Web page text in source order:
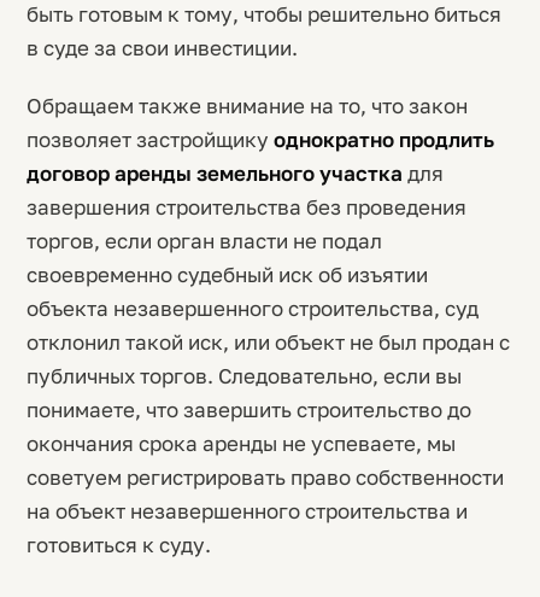
быть готовым к тому, чтобы решительно биться
в суде за свои инвестиции.
Обращаем также внимание на то, что закон
позволяет застройщику однократно продлить
договор аренды земельного участка для
завершения строительства без проведения
торгов, если орган власти не подал
своевременно судебный иск об изъятии
объекта незавершенного строительства, суд
отклонил такой иск, или объект не был продан с
публичных торгов. Следовательно, если вы
понимаете, что завершить строительство до
окончания срока аренды не успеваете, мы
советуем регистрировать право собственности
на объект незавершенного строительства и
готовиться к суду.